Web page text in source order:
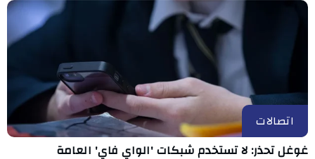
اتصالات
غوغل تحذر: لا تستخدم شبكات 'الواي فاي' العامة